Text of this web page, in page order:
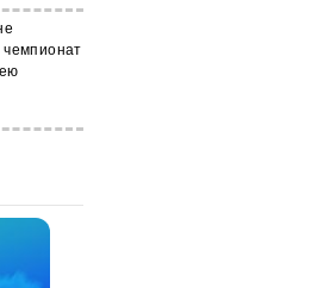
чемпионат